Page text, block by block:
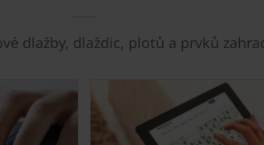
dlažby, dlaždic, plotů a prvků